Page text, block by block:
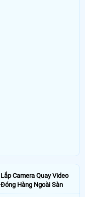
Lắp Camera Quay Video
Đóng Hàng Ngoài Sàn